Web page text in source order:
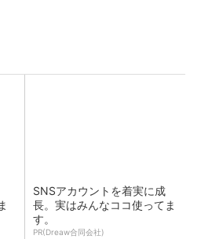
SNSアカウントを着実に成
長。実はみんなココ使ってま
す。
PR(Dreaw合同会社)